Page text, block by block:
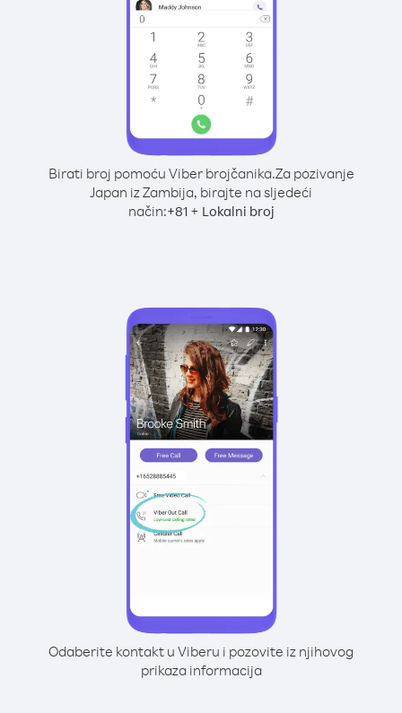
Birati broj pomoću Viber brojčanika.Za pozivanje
Japan iz Zambija, birajte na sljedeći
način:+81+ Lokalni broj
Odaberite kontakt u Viberu i pozovite iz njihovog
prikaza informacija